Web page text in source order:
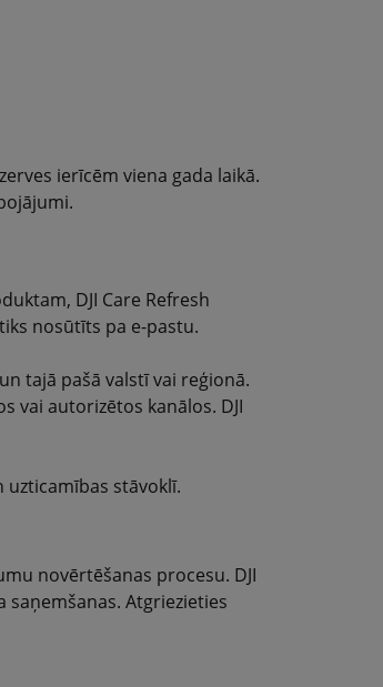
ierīcēm viena gada laikā.
DJI Care Refresh
nosūtīts pa e-pastu.
tajā pašā valstī vai reģionā.
vai autorizētos kanālos. DJI
uzticamības stāvoklī.
novērtēšanas procesu. DJI
Atgriezieties